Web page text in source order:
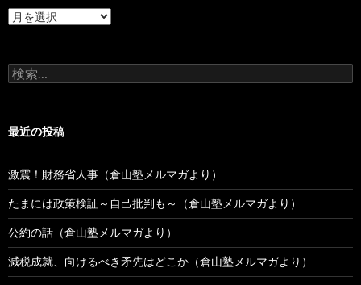
過
去
稿
検
索:
最近の投稿
激震！財務省人事（倉山塾メルマガより）
たまには政策検証～自己批判も～（倉山塾メルマガより）
公約の話（倉山塾メルマガより）
減税成就、向けるべき矛先はどこか（倉山塾メルマガより）